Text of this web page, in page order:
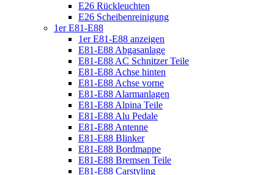
E26 Rückleuchten
E26 Scheibenreinigung
1er E81-E88
1er E81-E88 anzeigen
E81-E88 Abgasanlage
E81-E88 AC Schnitzer Teile
E81-E88 Achse hinten
E81-E88 Achse vorne
E81-E88 Alarmanlagen
E81-E88 Alpina Teile
E81-E88 Alu Pedale
E81-E88 Antenne
E81-E88 Blinker
E81-E88 Bordmappe
E81-E88 Bremsen Teile
E81-E88 Carstyling